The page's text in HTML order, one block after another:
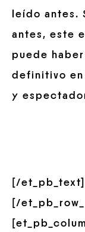
leído antes.
antes, este
puede
definitivo
y
[/
[/